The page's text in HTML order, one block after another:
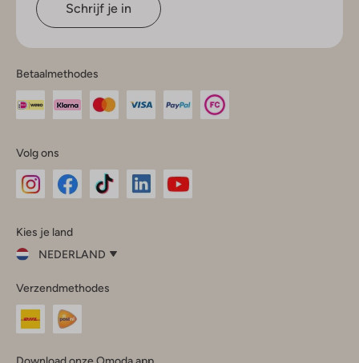
Schrijf je in
Betaalmethodes
Volg ons
InstagramFacebook
Kies je land
NEDERLAND
je
land
Nederland
Verzendmethodes